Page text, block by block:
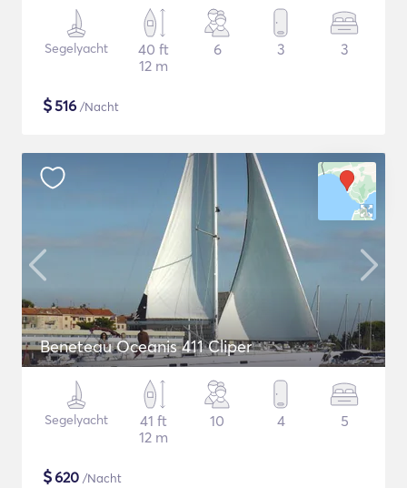
Segelyacht
40 ft
12 m
6 3 3
$516 /Nacht
Beneteau Oceanis 411 Cliper
Segelyacht
41 ft
12 m
10 4 5
$620 /Nacht